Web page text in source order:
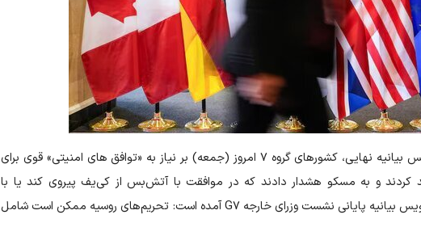
، براساس پیش نویس بیانیه نهایی، کشورهای گروه ۷ امروز (جمعه) بر نیاز به «توافق های امنیتی» قوی برای
کردند و به مسکو هشدار دادند که در موافقت با آتش‌بس از کی‌یف پیروی کند یا با
تحریم‌های بیشتر روبه‌رو شود. همچنین در پیش نویس بیانیه پایانی نشست وزرای خارجه G۷ آمده است: تحریم‌های روسیه ممکن است شامل